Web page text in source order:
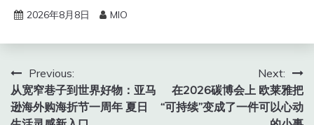
2026年8月8日 MIO
文
章
Previous:
从宽窄巷子到世界好物：亚马
逊海外购海折节一周年 夏日
Next:
在2026碳博会上 欧莱雅把
“可持续”变成了一件可以心动